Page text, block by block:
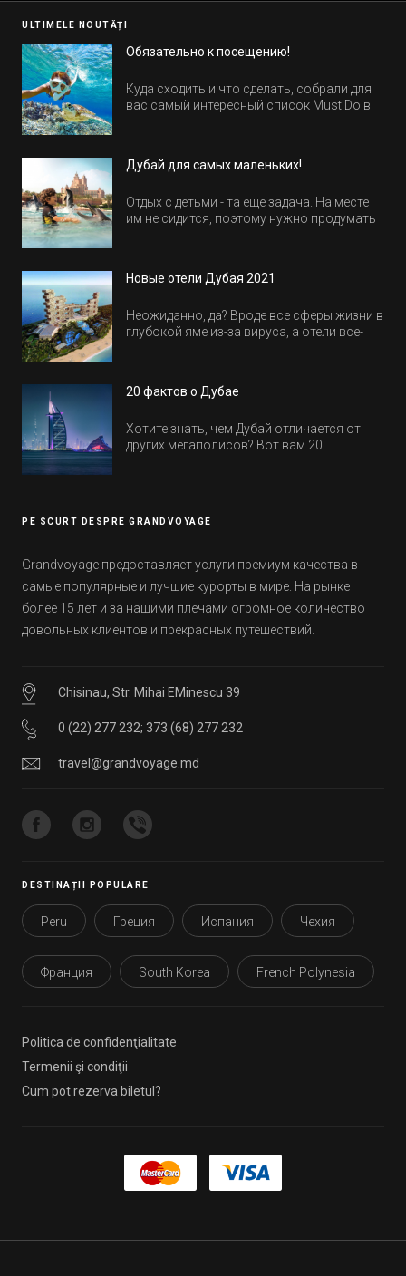
ULTIMELE NOUTĂȚI
Обязательно к посещению!
Куда сходить и что сделать, собрали для
вас самый интересный список Must Do в
Дубай для самых маленьких!
Отдых с детьми - та еще задача. На месте
им не сидится, поэтому нужно продумать
Новые отели Дубая 2021
Неожиданно, да? Вроде все сферы жизни в
глубокой яме из-за вируса, а отели все-
обычно на первые заезды дают промо-
20 фактов о Дубае
Хотите знать, чем Дубай отличается от
других мегаполисов? Вот вам 20
PE SCURT DESPRE GRANDVOYAGE
Grandvoyage предоставляет услуги премиум качества в
самые популярные и лучшие курорты в мире. На рынке
более 15 лет и за нашими плечами огромное количество
довольных клиентов и прекрасных путешествий.
Chisinau, Str. Mihai EMinescu 39
0 (22) 277 232; 373 (68) 277 232
travel@grandvoyage.md
DESTINAȚII POPULARE
Peru Греция Испания Чехия
Франция South Korea French Polynesia
Politica de confidenţialitate
Termenii şi condiţii
Cum pot rezerva biletul?